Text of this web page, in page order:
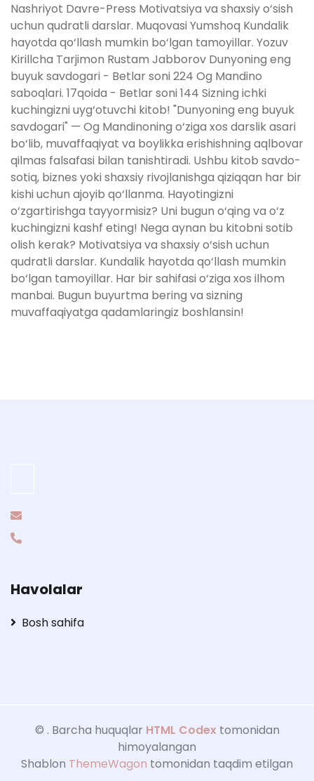
Nashriyot Davre-Press Motivatsiya va shaxsiy o‘sish
uchun qudratli darslar. Muqovasi Yumshoq Kundalik
hayotda qo‘llash mumkin bo‘lgan tamoyillar. Yozuv
Kirillcha Tarjimon Rustam Jabborov Dunyoning eng
buyuk savdogari - Betlar soni 224 Og Mandino
saboqlari. 17qoida - Betlar soni 144 Sizning ichki
kuchingizni uyg‘otuvchi kitob! "Dunyoning eng buyuk
savdogari" — Og Mandinoning o‘ziga xos darslik asari
bo‘lib, muvaffaqiyat va boylikka erishishning aqlbovar
qilmas falsafasi bilan tanishtiradi. Ushbu kitob savdo-
sotiq, biznes yoki shaxsiy rivojlanishga qiziqqan har bir
kishi uchun ajoyib qo‘llanma. Hayotingizni
o‘zgartirishga tayyormisiz? Uni bugun o‘qing va o‘z
kuchingizni kashf eting! Nega aynan bu kitobni sotib
olish kerak? Motivatsiya va shaxsiy o‘sish uchun
qudratli darslar. Kundalik hayotda qo‘llash mumkin
bo‘lgan tamoyillar. Har bir sahifasi o‘ziga xos ilhom
manbai. Bugun buyurtma bering va sizning
muvaffaqiyatga qadamlaringiz boshlansin!
Havolalar
Bosh sahifa
© . Barcha huquqlar HTML Codex tomonidan
himoyalangan
Shablon ThemeWagon tomonidan taqdim etilgan